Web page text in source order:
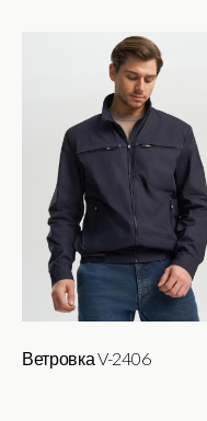
Ветровка V-2406